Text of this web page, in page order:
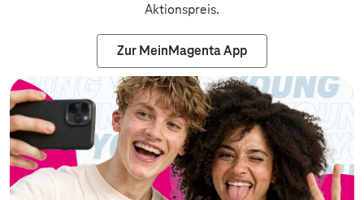
Aktionspreis.
Zur MeinMagenta App
Zur